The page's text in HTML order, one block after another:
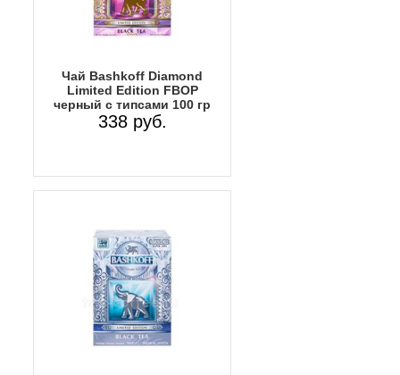
Чай Bashkoff Diamond
Limited Edition FBOP
черный с типсами 100 гр
338 руб.